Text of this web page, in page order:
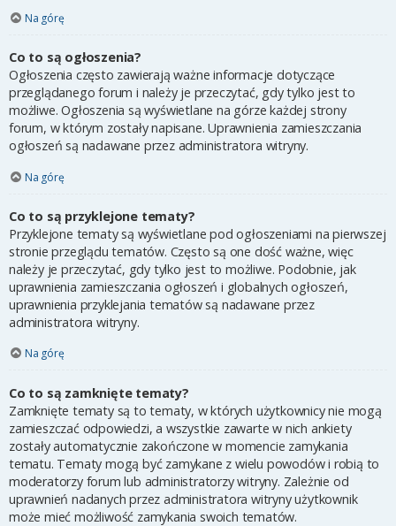
Na górę
Co to są ogłoszenia?
Ogłoszenia często zawierają ważne informacje dotyczące
przeglądanego forum i należy je przeczytać, gdy tylko jest to
możliwe. Ogłoszenia są wyświetlane na górze każdej strony
forum, w którym zostały napisane. Uprawnienia zamieszczania
ogłoszeń są nadawane przez administratora witryny.
Na górę
Co to są przyklejone tematy?
Przyklejone tematy są wyświetlane pod ogłoszeniami na pierwszej
stronie przeglądu tematów. Często są one dość ważne, więc
należy je przeczytać, gdy tylko jest to możliwe. Podobnie, jak
uprawnienia zamieszczania ogłoszeń i globalnych ogłoszeń,
uprawnienia przyklejania tematów są nadawane przez
administratora witryny.
Na górę
Co to są zamknięte tematy?
Zamknięte tematy są to tematy, w których użytkownicy nie mogą
zamieszczać odpowiedzi, a wszystkie zawarte w nich ankiety
zostały automatycznie zakończone w momencie zamykania
tematu. Tematy mogą być zamykane z wielu powodów i robią to
moderatorzy forum lub administratorzy witryny. Zależnie od
uprawnień nadanych przez administratora witryny użytkownik
może mieć możliwość zamykania swoich tematów.